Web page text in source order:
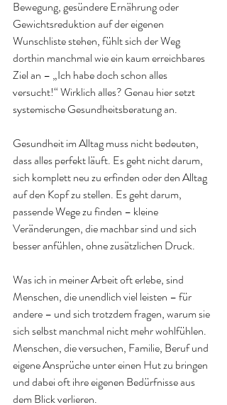
Bewegung, gesündere Ernährung oder
Gewichtsreduktion auf der eigenen
Wunschliste stehen, fühlt sich der Weg
dorthin manchmal wie ein kaum erreichbares
Ziel an – „Ich habe doch schon alles
versucht!“ Wirklich alles? Genau hier setzt
systemische Gesundheitsberatung an.
Gesundheit im Alltag muss nicht bedeuten,
dass alles perfekt läuft. Es geht nicht darum,
sich komplett neu zu erfinden oder den Alltag
auf den Kopf zu stellen. Es geht darum,
passende Wege zu finden – kleine
Veränderungen, die machbar sind und sich
besser anfühlen, ohne zusätzlichen Druck.
Was ich in meiner Arbeit oft erlebe, sind
Menschen, die unendlich viel leisten – für
andere – und sich trotzdem fragen, warum sie
sich selbst manchmal nicht mehr wohlfühlen.
Menschen, die versuchen, Familie, Beruf und
eigene Ansprüche unter einen Hut zu bringen
und dabei oft ihre eigenen Bedürfnisse aus
dem Blick verlieren.